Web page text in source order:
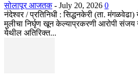
सोलापूर आजतक - July 20, 2026 0
नंदेश्वर / प्रतिनिधी : सिद्धनकेरी (ता.
मुलीचा निर्घृण खून केल्याप्रकरणी आरोपी संजय
येथील अतिरिक्त...